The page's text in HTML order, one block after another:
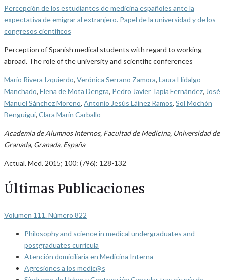
Percepción de los estudiantes de medicina españoles ante la
expectativa de emigrar al extranjero. Papel de la universidad y de los
congresos científicos
Perception of Spanish medical students with regard to working
abroad. The role of the university and scientific conferences
Mario Rivera Izquierdo, Verónica Serrano Zamora, Laura Hidalgo
Manchado, Elena de Mota Dengra, Pedro Javier Tapia Fernández, José
Manuel Sánchez Moreno, Antonio Jesús Láinez Ramos, Sol Mochón
Benguigui, Clara Marín Carballo
Academia de Alumnos Internos, Facultad de Medicina, Universidad de
Granada, Granada, España
Actual. Med. 2015; 100: (796): 128-132
Últimas Publicaciones
Volumen 111. Número 822
Philosophy and science in medical undergraduates and
postgraduates curricula
Atención domiciliaria en Medicina Interna
Agresiones a los medic@s